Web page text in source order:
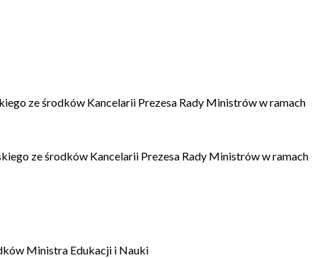
ze środków Kancelarii Prezesa Rady Ministrów w ramach
ze środków Kancelarii Prezesa Rady Ministrów w ramach
Ministra Edukacji i Nauki